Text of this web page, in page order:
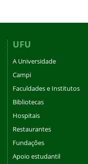
UFU
A Universidade
Campi
Faculdades e Institutos
Bibliotecas
Hospitais
Restaurantes
Fundações
Apoio estudantil